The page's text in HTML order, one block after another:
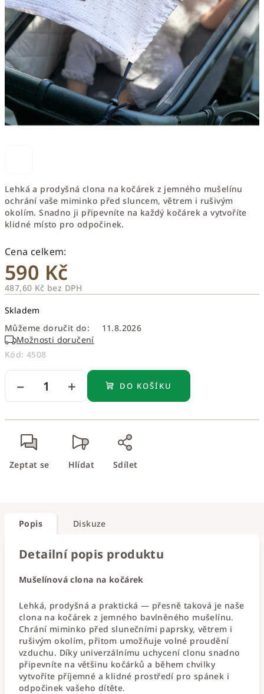
Lehká a prodyšná clona na kočárek z jemného mušelínu
ochrání vaše miminko před sluncem, větrem i rušivým
okolím. Snadno ji připevníte na každý kočárek a vytvoříte
klidné místo pro odpočinek.
590 Kč
487,60 Kč bez DPH
cena:
Skladem
Můžeme doručit do:
11.8.2026
Možnosti doručení
Kód: 4508
+
− DO KOŠÍKU
Zeptat se Hlídat Sdílet
Popis Diskuze
Detailní popis produktu
Mušelínová clona na kočárek
Lehká, prodyšná a praktická — přesně taková je naše
clona na kočárek z jemného bavlněného mušelínu.
Chrání miminko před slunečními paprsky, větrem i
rušivým okolím, přitom umožňuje volné proudění
vzduchu. Díky univerzálnímu uchycení clonu snadno
připevníte na většinu kočárků a během chvilky
vytvoříte příjemné a klidné prostředí pro spánek i
odpočinek vašeho dítěte.